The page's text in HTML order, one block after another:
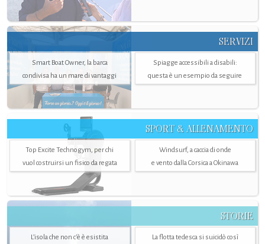
SERVIZI
Smart Boat Owner, la barca
condivisa ha un mare di vantaggi
Spiagge accessibili a disabili:
questa è un esempio da seguire
SPORT & ALLENAMENTO
Top Excite Technogym, per chi
vuol costruirsi un fisico da regata
Windsurf, a caccia di onde
e vento dalla Corsica a Okinawa
STORIE
L’isola che non c'è è esistita
La flotta tedesca si suicidò così